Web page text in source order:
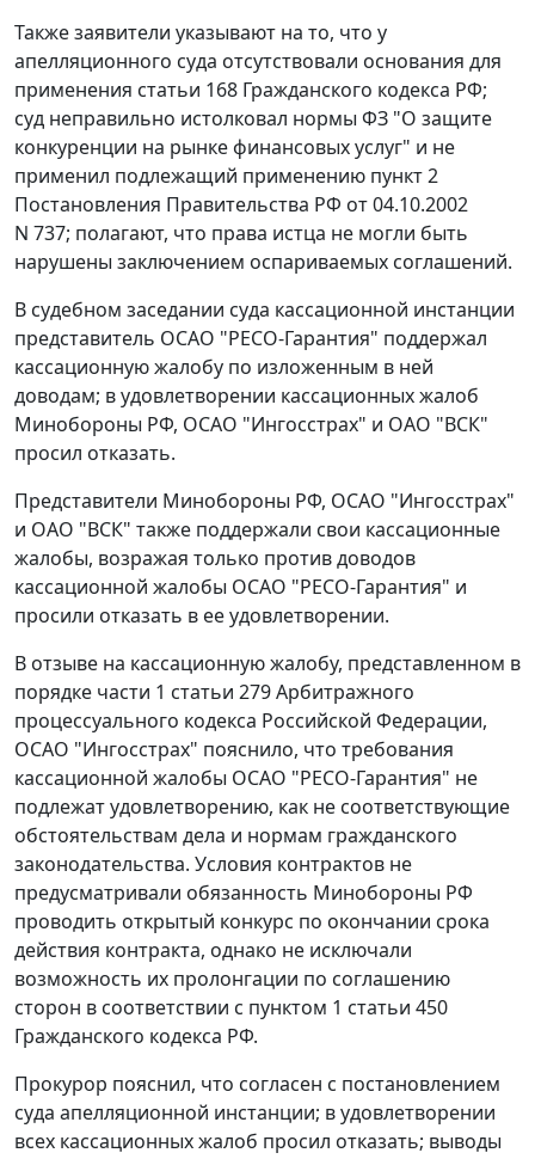
Также заявители указывают на то, что у
апелляционного суда отсутствовали основания для
применения статьи 168 Гражданского кодекса РФ;
суд неправильно истолковал нормы ФЗ "О защите
конкуренции на рынке финансовых услуг" и не
применил подлежащий применению пункт 2
Постановления Правительства РФ от 04.10.2002
N 737; полагают, что права истца не могли быть
нарушены заключением оспариваемых соглашений.
В судебном заседании суда кассационной инстанции
представитель ОСАО "РЕСО-Гарантия" поддержал
кассационную жалобу по изложенным в ней
доводам; в удовлетворении кассационных жалоб
Минобороны РФ, ОСАО "Ингосстрах" и ОАО "ВСК"
просил отказать.
Представители Минобороны РФ, ОСАО "Ингосстрах"
и ОАО "ВСК" также поддержали свои кассационные
жалобы, возражая только против доводов
кассационной жалобы ОСАО "РЕСО-Гарантия" и
просили отказать в ее удовлетворении.
В отзыве на кассационную жалобу, представленном в
порядке части 1 статьи 279Арбитражного
процессуального кодекса Российской Федерации,
ОСАО "Ингосстрах" пояснило, что требования
кассационной жалобы ОСАО "РЕСО-Гарантия" не
подлежат удовлетворению, как не соответствующие
обстоятельствам дела и нормам гражданского
законодательства. Условия контрактов не
предусматривали обязанность Минобороны РФ
проводить открытый конкурс по окончании срока
действия контракта, однако не исключали
возможность их пролонгации по соглашению
сторон в соответствии с пунктом 1 статьи 450
Гражданского кодекса РФ.
Прокурор пояснил, что согласен с постановлением
суда апелляционной инстанции; в удовлетворении
всех кассационных жалоб просил отказать; выводы